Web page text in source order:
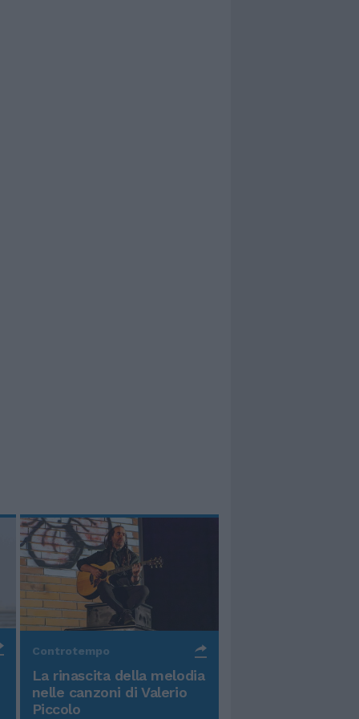
Controtempo
La rinascita della melodia
nelle canzoni di Valerio
Piccolo